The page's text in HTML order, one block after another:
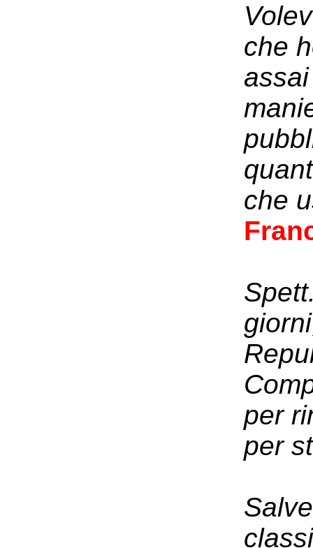
che
che
per
per